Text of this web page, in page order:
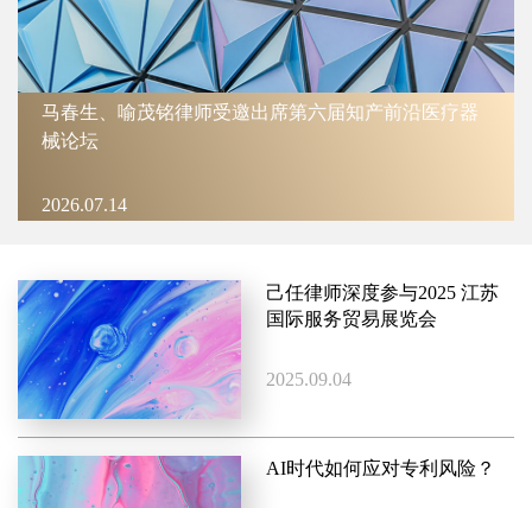
马春生、喻茂铭律师受邀出席第六届知产前沿医疗器
械论坛
2026.07.14
己任律师深度参与2025 江苏
国际服务贸易展览会
2025.09.04
AI时代如何应对专利风险？